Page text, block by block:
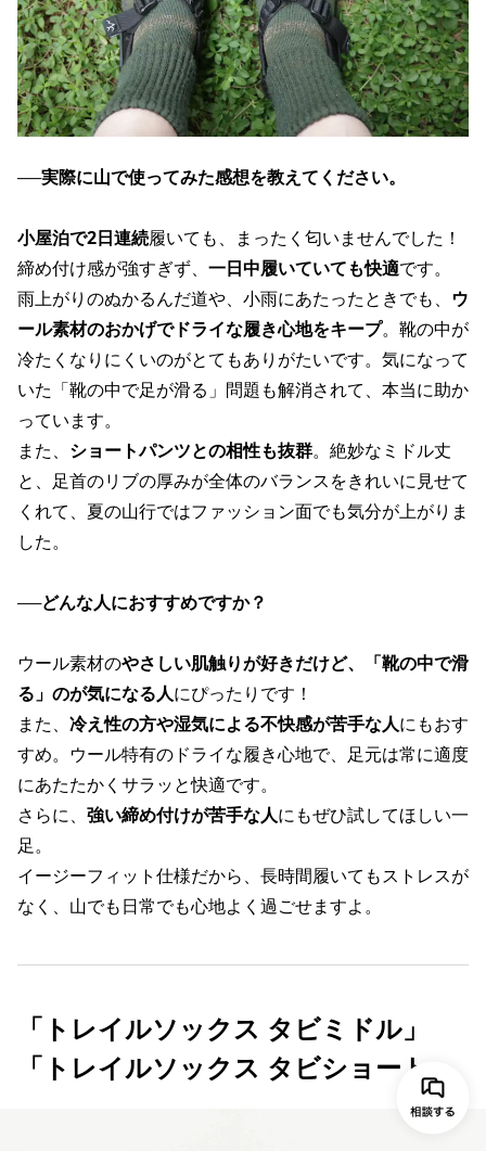
──実際に山で使ってみた感想を教えてください。
小屋泊で2日連続履いても、まったく匂いませんでした！
締め付け感が強すぎず、 一日中履いていても快適です。
雨上がりのぬかるんだ道や、小雨にあたったときでも、 ウ
ール素材のおかげでドライな履き心地をキープ。靴の中が
冷たくなりにくいのがとてもありがたいです。気になって
いた「靴の中で足が滑る」問題も解消されて、本当に助か
っています。
また、 ショートパンツとの相性も抜群。絶妙なミドル丈
と、足首のリブの厚みが全体のバランスをきれいに見せて
くれて、夏の山行ではファッション面でも気分が上がりま
した。
──どんな人におすすめですか？
ウール素材のやさしい肌触りが好きだけど、「靴の中で滑
る」のが気になる人にぴったりです！
また、 冷え性の方や湿気による不快感が苦手な人にもおす
すめ。ウール特有のドライな履き心地で、足元は常に適度
にあたたかくサラッと快適です。
さらに、 強い締め付けが苦手な人にもぜひ試してほしい一
足。
イージーフィット仕様だから、長時間履いてもストレスが
なく、山でも日常でも心地よく過ごせますよ。
「トレイルソックス タビミドル」
「トレイルソックス タビショート」